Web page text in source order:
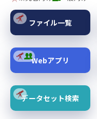
ファイル一覧
Webアプリ
データセット検索